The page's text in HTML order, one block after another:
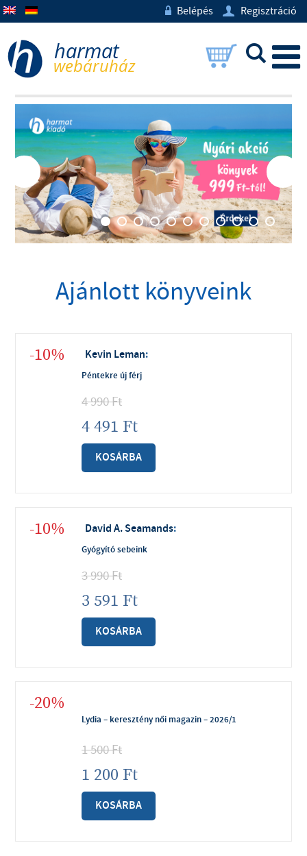
w Belépés U Regisztráció
L
Ajánlott könyveink
-10% Kevin Leman:
Péntekre új férj
4 990Ft
4 491 Ft
KOSÁRBA
-10% David A. Seamands:
Gyógyító sebeink
3 990Ft
3 591 Ft
KOSÁRBA
-20%
Lydia – keresztény női magazin – 2026/1
1 500Ft
1 200 Ft
KOSÁRBA